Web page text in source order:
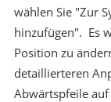
wählen Sie "Zur
hinzufügen". Es
Position zu
detaillierteren
Abwärtspfeile